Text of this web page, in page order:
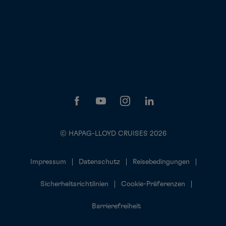
© HAPAG-LLOYD CRUISES 2026
Impressum Datenschutz Reisebedingungen
Sicherheitsrichtlinien Cookie-Präferenzen
Barrierefreiheit